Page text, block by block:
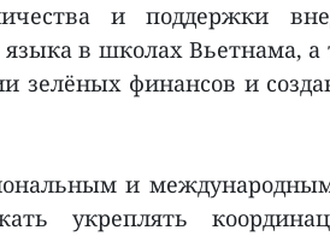
и поддержки
языка в школах Вьетнама,
зелёных финансов и
и
укреплять